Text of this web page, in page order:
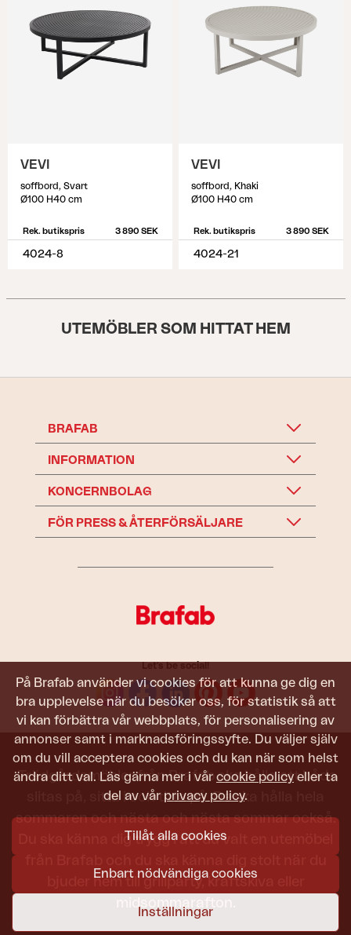
På Brafab använder vi cookies för att kunna ge dig en
bra upplevelse när du besöker oss, för statistik så att
vi kan förbättra vår webbplats, för personalisering av
annonser samt i marknadsföringssyfte. Du väljer själv
om du vill acceptera cookies och du kan när som helst
ändra ditt val. Läs gärna mer i vår cookie policy eller ta
del av vår privacy policy.
Tillåt alla cookies
Enbart nödvändiga cookies
Inställningar
VEVI
soffbord, Svart
Ø100 H40 cm
Rek. butikspris 3 890 SEK
4024-8
VEVI
soffbord, Khaki
Ø100 H40 cm
Rek. butikspris 3 890 SEK
4024-21
UTEMÖBLER SOM HITTAT HEM
BRAFAB
INFORMATION
KONCERNBOLAG
FÖR PRESS & ÅTERFÖRSÄLJARE
Let's be social!
Trädgårdsmöbler från Brafab ska hålla att både
slitas på, sitta i och titta på. De ska hålla hela
sommaren och nästa och nästa sommar också.
Du ska känna dig trygg i att du valt en utemöbel
bjuder hem till grillparty, kräftskiva eller